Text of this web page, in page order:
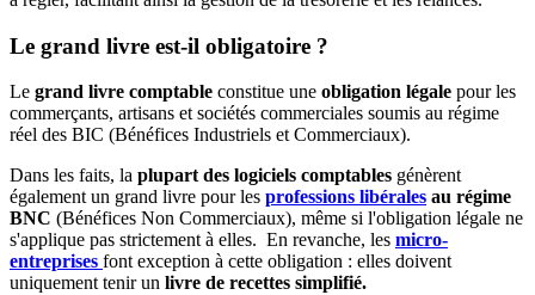
Le grand livre est-il obligatoire ?
Le grand livre comptable constitue une obligation légale pour les
commerçants, artisans et sociétés commerciales soumis au régime
réel des BIC (Bénéfices Industriels et Commerciaux).
Dans les faits, la plupart des logiciels comptables génèrent
également un grand livre pour les professions libérales au régime
BNC (Bénéfices Non Commerciaux), même si l'obligation légale ne
s'applique pas strictement à elles. En revanche, les micro-
entreprises font exception à cette obligation : elles doivent
uniquement tenir un livre de recettes simplifié.